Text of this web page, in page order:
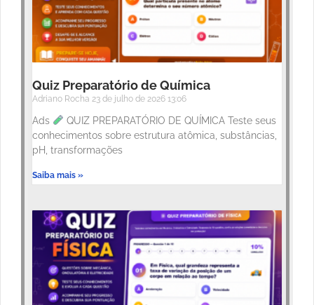
Quiz Preparatório de Química
Adriano Rocha 23 de julho de 2026 13:06
Ads
QUIZ PREPARATÓRIO DE QUÍMICA Teste seus
conhecimentos sobre estrutura atômica, substâncias,
pH, transformações
Saiba mais »